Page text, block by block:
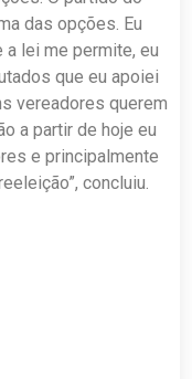
das opções. Eu
lei me permite, eu
que eu apoiei
vereadores querem
a partir de hoje eu
e principalmente
concluiu.